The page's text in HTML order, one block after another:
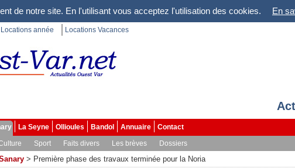
de notre site. En l'utilisant vous acceptez l'utilisation des cookies. En
Locations année Locations Vacances
La Seyne Ollioules Bandol Annuaire
Contact
Sport Faits divers Les brèves Dossiers
> Première phase des travaux terminée pour la Noria